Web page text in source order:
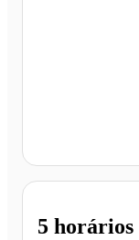
5 horários